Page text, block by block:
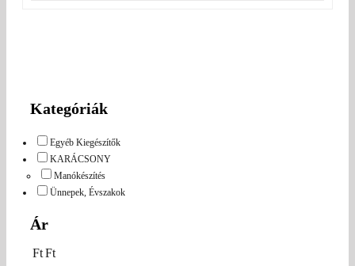
Kategóriák
Egyéb Kiegészítők
KARÁCSONY
Manókészítés
Ünnepek, Évszakok
Ár
FtFt